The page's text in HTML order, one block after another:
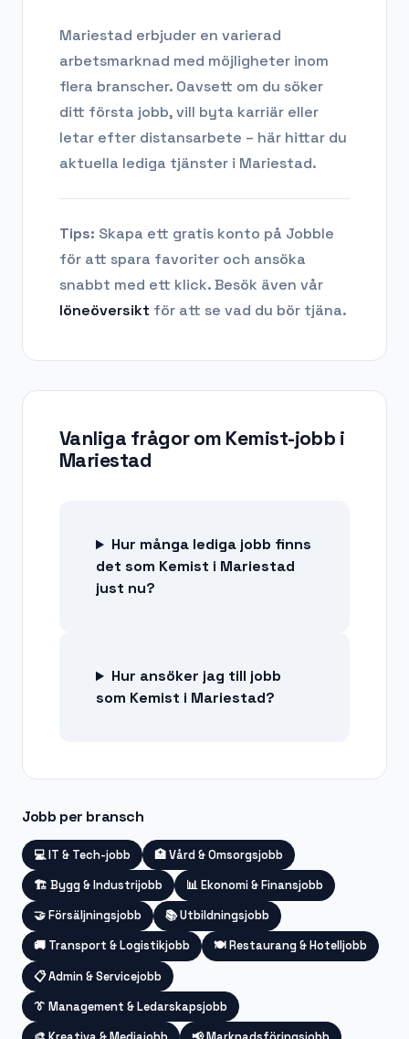
Mariestad erbjuder en varierad
arbetsmarknad med möjligheter inom
flera branscher. Oavsett om du söker
ditt första jobb, vill byta karriär eller
letar efter distansarbete – här hittar du
aktuella lediga tjänster i Mariestad.
Tips: Skapa ett gratis konto på Jobble
för att spara favoriter och ansöka
snabbt med ett klick. Besök även vår
löneöversikt för att se vad du bör tjäna.
Vanliga frågor om Kemist-jobb i
Mariestad
Hur många lediga jobb finns
det som Kemist i Mariestad
just nu?
Hur ansöker jag till jobb
som Kemist i Mariestad?
Jobb per bransch
💻IT & Tech-jobb 🏥Vård & Omsorgsjobb
🏗️ Bygg & Industrijobb 📊Ekonomi & Finansjobb
🤝Försäljningsjobb 📚Utbildningsjobb
🚚 Transport & Logistikjobb 🍽️Restaurang & Hotelljobb
📋Admin & Servicejobb
👔 Management & Ledarskapsjobb